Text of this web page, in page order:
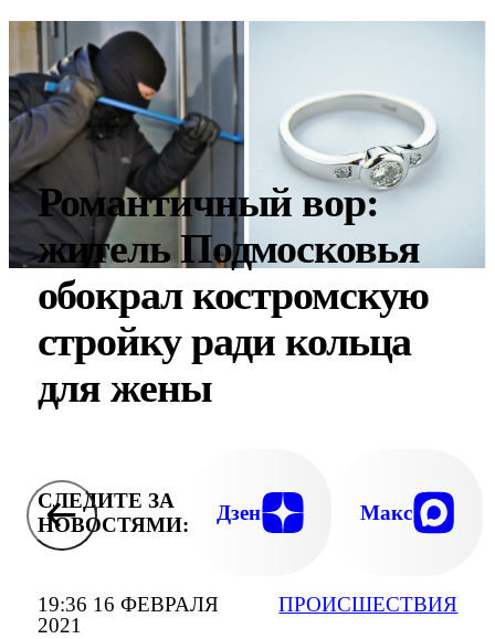
19:36 16 ФЕВРАЛЯ
2021
ПРОИСШЕСТВИЯ
Романтичный вор:
житель Подмосковья
обокрал костромскую
стройку ради кольца
для жены
СЛЕДИТЕ ЗА
НОВОСТЯМИ:
Дзен Макс